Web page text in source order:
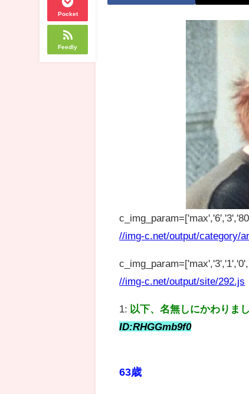
Pocket
Feedly
//img-c.net/output/category/
//img-c.net/output/site/292.js
1: 以下、名無しにかわりま
ID:RHGGmb9f0
63歳